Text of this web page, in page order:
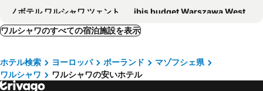
ノボテル ワルシャワ ツェントラム
ibis budget Warszawa West Station
NYX Hotel Warsaw
a&o Warszawa Wola
SCSK Żurawia
レオナルド ロイヤル ホテル ワルシャワ
Courtyard by Marriott Warsaw Airport
Bello ApartHostel
ワルシャワのすべての宿泊施設を表示
ホテル検索 ヨーロッパ ポーランド
マゾフシェ県
ワルシャワ
ワルシャワの安いホテル